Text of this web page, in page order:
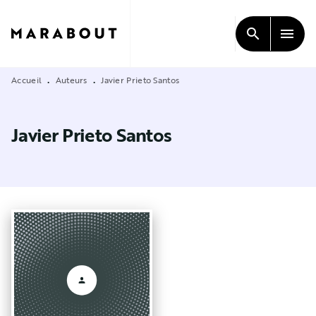
CONTENU
search menu
Accueil • Auteurs • Javier Prieto Santos
Javier Prieto Santos